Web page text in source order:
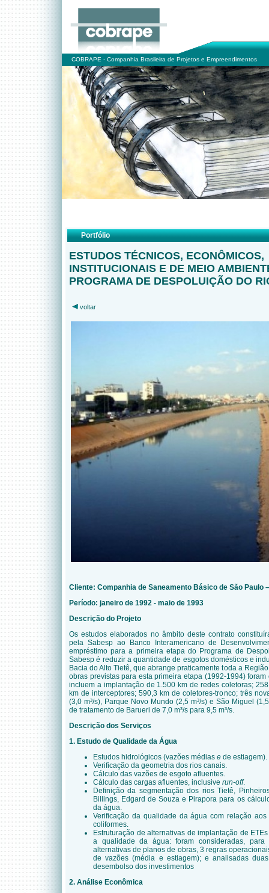
COBRAPE - Companhia Brasileira de Projetos e Empreendimentos
Portfólio
ESTUDOS TÉCNICOS, ECONÔMICOS,
INSTITUCIONAIS E DE MEIO
PROGRAMA DE DESPOLUIÇÃO DO
voltar
Cliente: Companhia de Saneamento Básico de São Paulo
Período: janeiro de 1992 - maio de 1993
Descrição do Projeto
Os estudos elaborados no âmbito deste contrato
pela Sabesp ao Banco Interamericano de
empréstimo para a primeira etapa do Programa de
Sabesp é reduzir a quantidade de esgotos domésticos e
Bacia do Alto Tietê, que abrange praticamente toda a
obras previstas para esta primeira etapa (1992-1994)
incluem a implantação de 1.500 km de redes coletoras;
km de interceptores; 590,3 km de coletores-tronco; três
(3,0 m³/s), Parque Novo Mundo (2,5 m³/s) e São Miguel
de tratamento de Barueri de 7,0 m³/s para 9,5 m³/s.
Descrição dos Serviços
1. Estudo de Qualidade da Água
Estudos hidrológicos (vazões médias e de estiagem).
Verificação da geometria dos rios canais.
Cálculo das vazões de esgoto afluentes.
Cálculo das cargas afluentes, inclusive run-off.
Definição da segmentação dos riosTietê,
Billings, Edgard de Souza e Pirapora para os
da água.
Verificação da qualidade da água com relação
coliformes.
Estruturação de alternativas de implantação de
a qualidade da água: foram consideradas,
alternativas de planos de obras, 3 regras
de vazões (média e estiagem); e analisadas
desembolso dos investimentos
2. Análise Econômica